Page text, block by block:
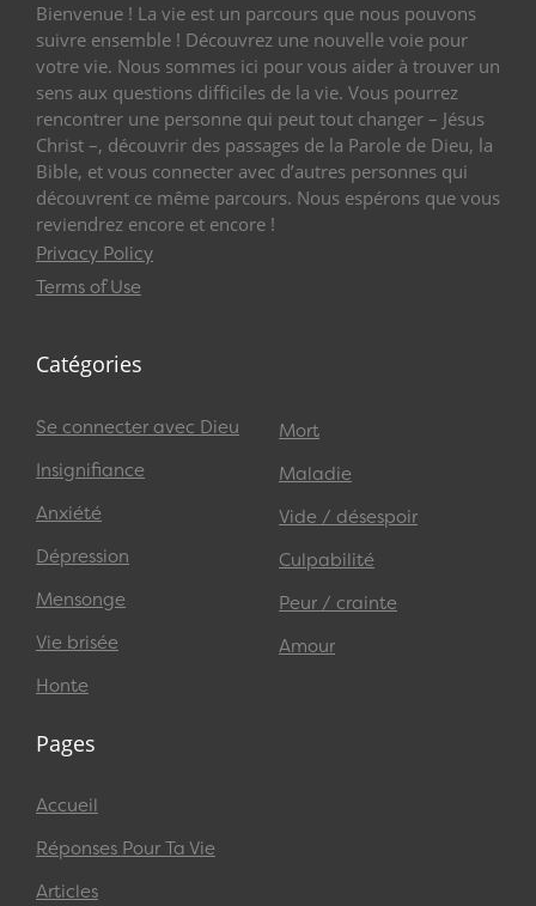
Bienvenue ! La vie est un parcours que nous pouvons
suivre ensemble ! Découvrez une nouvelle voie pour
votre vie. Nous sommes ici pour vous aider à trouver un
sens aux questions difficiles de la vie. Vous pourrez
rencontrer une personne qui peut tout changer – Jésus
Christ –, découvrir des passages de la Parole de Dieu, la
Bible, et vous connecter avec d’autres personnes qui
découvrent ce même parcours. Nous espérons que vous
reviendrez encore et encore !
Privacy Policy
Terms of Use
Catégories
Se connecter avec Dieu
Insignifiance
Anxiété
Dépression
Mensonge
Vie brisée
Honte
Mort
Maladie
Vide / désespoir
Culpabilité
Peur / crainte
Amour
Pages
Accueil
Réponses Pour Ta Vie
Articles